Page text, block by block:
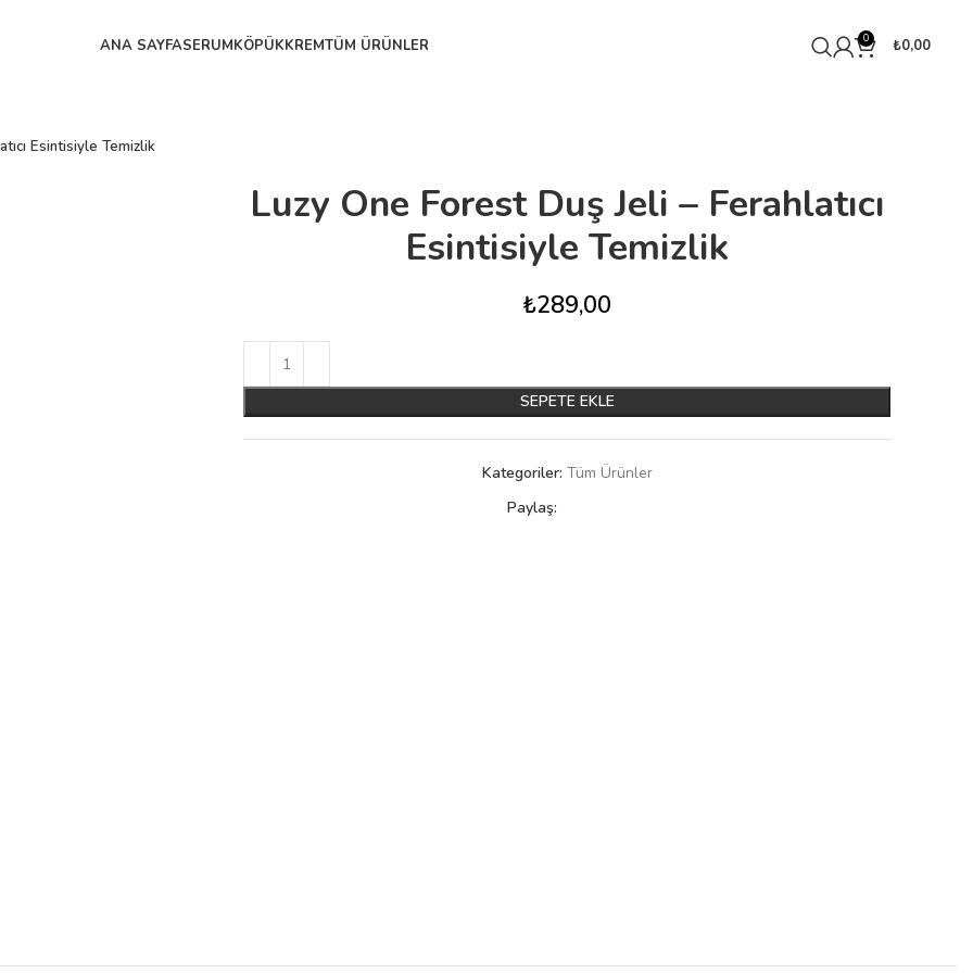
ANA SAYFASERUMKÖPÜKKREMTÜM ÜRÜNLER 0 ₺0,00
Esintisiyle Temizlik
Luzy One Forest Duş Jeli – Ferahlatıcı
Esintisiyle Temizlik
₺289,00
SEPETE EKLE
Kategoriler: Tüm Ürünler
Paylaş: